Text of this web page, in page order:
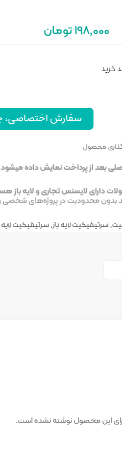
198,000 تومان
خرید
سفارش اختصاصی،
محصول
بعد از پرداخت نمایش داده
دارای لایسنس تجاری و لایه باز
بدون محدودیت در پروژه‌های شخصی
,سرتیفیکیت لایه باز,سرتیفیکیت لایه
این محصول نوشته نشده است.